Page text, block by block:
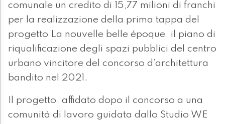
comunale un credito di 15,77 milioni di franchi
per la realizzazione della prima tappa del
progetto La nouvelle belle époque, il piano di
riqualificazione degli spazi pubblici del centro
urbano vincitore del concorso d’architettura
bandito nel 2021.
Il progetto, affidato dopo il concorso a una
comunità di lavoro guidata dallo Studio WE